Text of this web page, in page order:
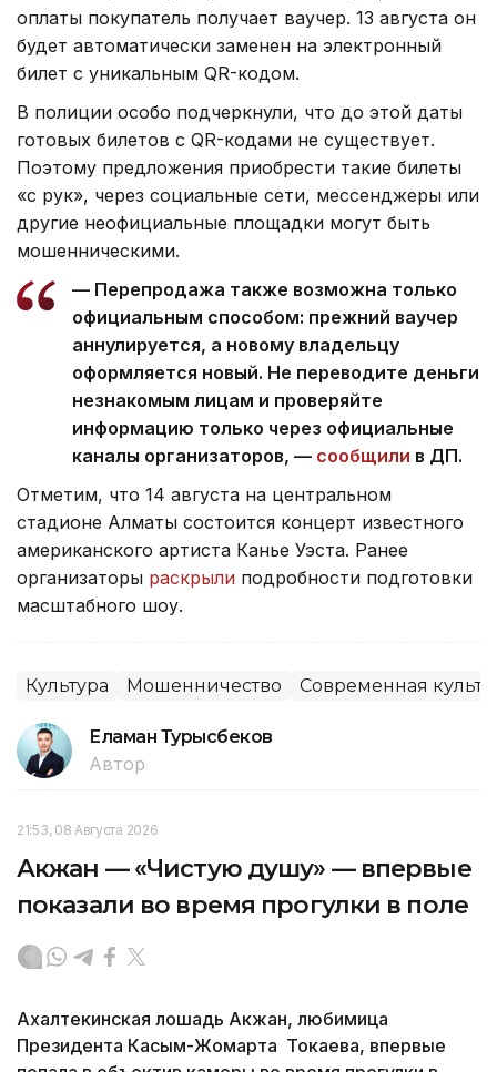
оплаты покупатель получает ваучер. 13 августа он
будет автоматически заменен на электронный
билет с уникальным QR-кодом.
В полиции особо подчеркнули, что до этой даты
готовых билетов с QR-кодами не существует.
Поэтому предложения приобрести такие билеты
«с рук», через социальные сети, мессенджеры или
другие неофициальные площадки могут быть
мошенническими.
— Перепродажа также возможна только
официальным способом: прежний ваучер
аннулируется, а новому владельцу
оформляется новый. Не переводите деньги
незнакомым лицам и проверяйте
информацию только через официальные
каналы организаторов, — сообщили в ДП.
Отметим, что 14 августа на центральном
стадионе Алматы состоится концерт известного
американского артиста Канье Уэста. Ранее
организаторы раскрыли подробности подготовки
масштабного шоу.
Культура Мошенничество Современная
Еламан Турысбеков
Автор
21:53, 08 Августа 2026
Акжан — «Чистую душу» — впервые
показали во время прогулки в поле
Ахалтекинская лошадь Акжан, любимица
Президента Касым-Жомарта Токаева, впервые